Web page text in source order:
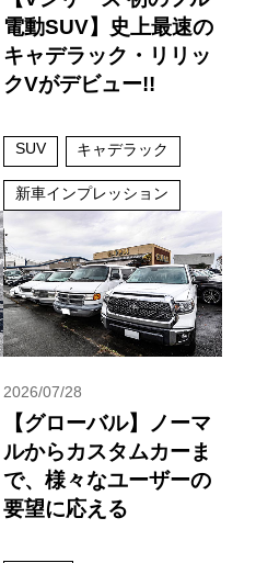
電動SUV】史上最速の
キャデラック・リリッ
クVがデビュー!!
SUV キャデラック
新車インプレッション
2026/07/28
【グローバル】ノーマ
ルからカスタムカーま
で、様々なユーザーの
要望に応える